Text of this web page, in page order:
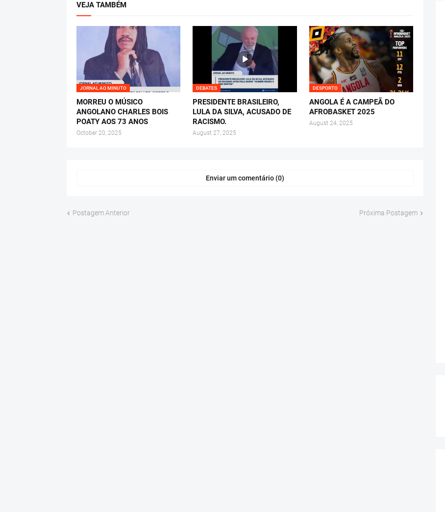
VEJA TAMBÉM
JORNAL AO MINUTO
MORREU O MÚSICO
ANGOLANO CHARLES BOIS
POATY AOS 73 ANOS
October 20, 2025
DEBATES
PRESIDENTE BRASILEIRO,
LULA DA SILVA, ACUSADO DE
RACISMO.
August 27, 2025
DESPORTO
ANGOLA É A CAMPEÃ DO
AFROBASKET 2025
August 24, 2025
Enviar um comentário (0)
Postagem Anterior Próxima Postagem